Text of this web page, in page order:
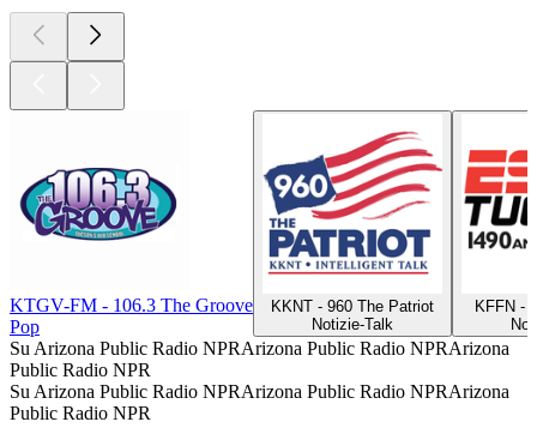
KTGV-FM - 106.3 The Groove
Pop
KKNT - 960 The Patriot
Notizie-Talk
KFFN -
Su Arizona Public Radio NPRArizona Public Radio NPRArizona
Public Radio NPR
Su Arizona Public Radio NPRArizona Public Radio NPRArizona
Public Radio NPR